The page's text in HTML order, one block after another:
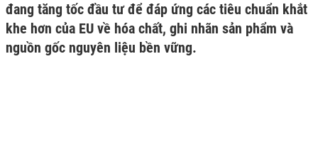
đang tăng tốc đầu tư để đáp ứng các tiêu chuẩn khắt
khe hơn của EU về hóa chất, ghi nhãn sản phẩm và
nguồn gốc nguyên liệu bền vững.